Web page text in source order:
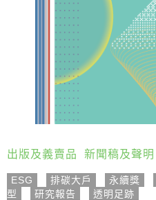
出版及義賣品 新聞稿及聲明
ESG 排碳大戶 永續獎
型
研究報告 透明足跡